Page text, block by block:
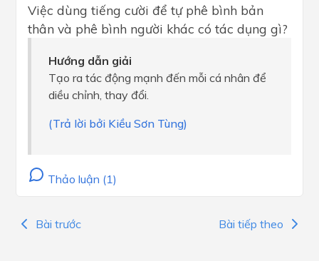
Việc dùng tiếng cười để tự phê bình bản
thân và phê bình người khác có tác dụng gì?
Hướng dẫn giải
Tạo ra tác động mạnh đến mỗi cá nhân để
diều chỉnh, thay đổi.
(Trả lời bởi Kiều Sơn Tùng)
Thảo luận (1)
Bài trước Bài tiếp theo